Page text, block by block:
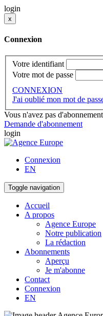
login
x
Connexion
Votre identifiant
Votre mot de passe
CONNEXION
J'ai oublié mon mot de
Vous n'avez pas
Demande d'abonnement
login
Connexion
EN
Toggle navigation
Accueil
A propos
Agence Europe
Notre publication
La rédaction
Abonnements
Aperçu
Je m'abonne
Contact
Connexion
EN